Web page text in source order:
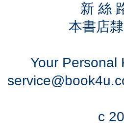
新 絲
本書店
Your
c